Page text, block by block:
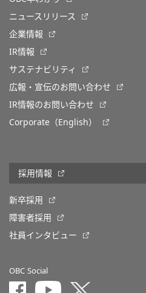
ニュースリリース
企業情報
IR情報
サステナビリティ
広報・宣伝のお問い合わせ
IR情報のお問い合わせ
Corporate（English）
採用情報
新卒採用
障害者採用
社員インタビュー
OBC Social